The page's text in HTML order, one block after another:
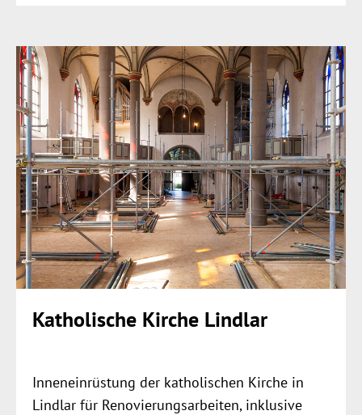
Katholische Kirche Lindlar
Inneneinrüstung der katholischen Kirche in
Lindlar für Renovierungsarbeiten, inklusive